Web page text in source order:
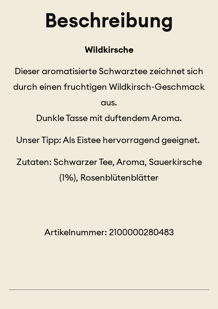
Beschreibung
Wildkirsche
Dieser aromatisierte Schwarztee zeichnet sich
durch einen fruchtigen Wildkirsch-Geschmack
aus.
Dunkle Tasse mit duftendem Aroma.
Unser Tipp: Als Eistee hervorragend geeignet.
Zutaten: Schwarzer Tee, Aroma, Sauerkirsche
(1%), Rosenblütenblätter
Artikelnummer: 2100000280483